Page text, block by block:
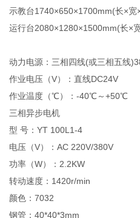
示教台1740×650×1700mm(长×宽
运行台2080×1280×1500mm(长×
动力电源：三相四线(或三相五线
作业电压（V）：直线DC24V
作业温度（℃）：-40℃～+50℃
三相异步电机
型 号：YT 100L1-4
电压（V）：AC 220V/380V
功率（W）：2.2KW
转动速度：1420r/min
颜色：7032
钢管：40*40*3mm